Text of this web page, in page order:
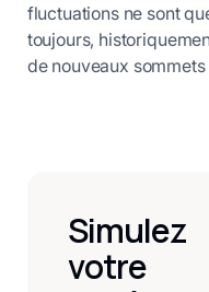
fluctuations ne sont
toujours,
de nouveaux
Simulez
votre